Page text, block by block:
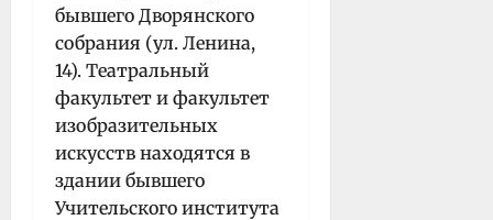
бывшего Дворянского
собрания (ул. Ленина,
14). Театральный
факультет и факультет
изобразительных
искусств находятся в
здании бывшего
Учительского института